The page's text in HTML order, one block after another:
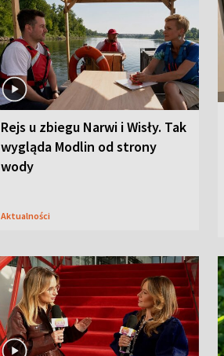
Rejs u zbiegu Narwi i Wisły. Tak
wygląda Modlin od strony
wody
Aktualności